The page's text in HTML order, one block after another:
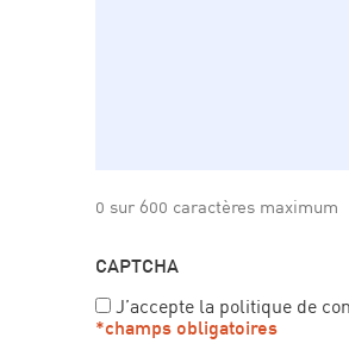
0 sur 600 caractères maximum
CAPTCHA
J’accepte la politique de
*champs obligatoires